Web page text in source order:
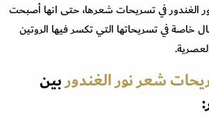
الغندور في تسريحات شعرها، حتى انها أصبحت
خاصة في تسريحاتها التي تكسر فيها الروتين
شعرنور الغندوربين